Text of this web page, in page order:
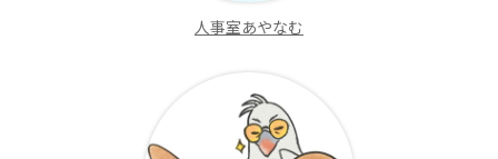
人事室あやなむ